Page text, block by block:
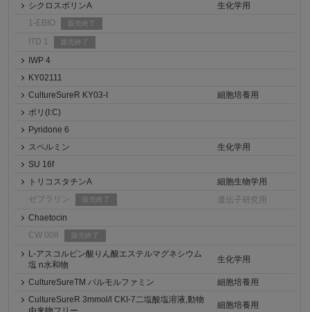
シクロスポリンA
生化学用
1-EBIO
販売終了
ITD 1 販売終了
IWP 4
KY02111
CultureSureR KY03-I
細胞培養用
ポリ(I:C)
Pyridone 6
スペルミン
生化学用
SU 16f
トリコスタチンA
細胞生物学用
ゼブラリン
販売終了
遺伝子研究用
Chaetocin
CW 008
販売終了
L-アスコルビン酸りん酸エステルマグネシウム
塩 n水和物
生化学用
CultureSureTM パルモルファミン
細胞培養用
CultureSureR 3mmol/l CKI-7二塩酸塩溶液,動物
細胞培養用